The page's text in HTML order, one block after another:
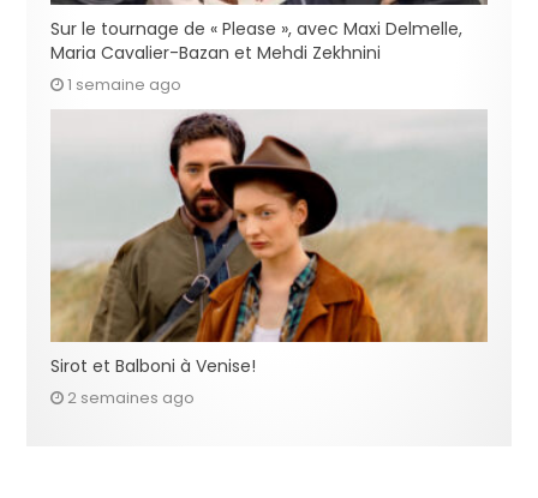
Sur le tournage de « Please », avec Maxi Delmelle,
Maria Cavalier-Bazan et Mehdi Zekhnini
1 semaine ago
Sirot et Balboni à Venise!
2 semaines ago